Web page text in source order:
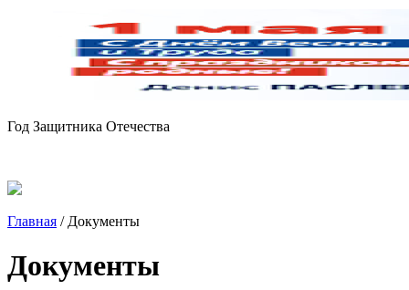
Год Защитника Отечества
Главная / Документы
Документы